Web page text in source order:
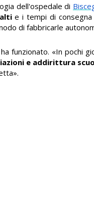
dell'ospedale di
e i tempi di consegna
di fabbricarle
funzionato. «In pochi
e addirittura